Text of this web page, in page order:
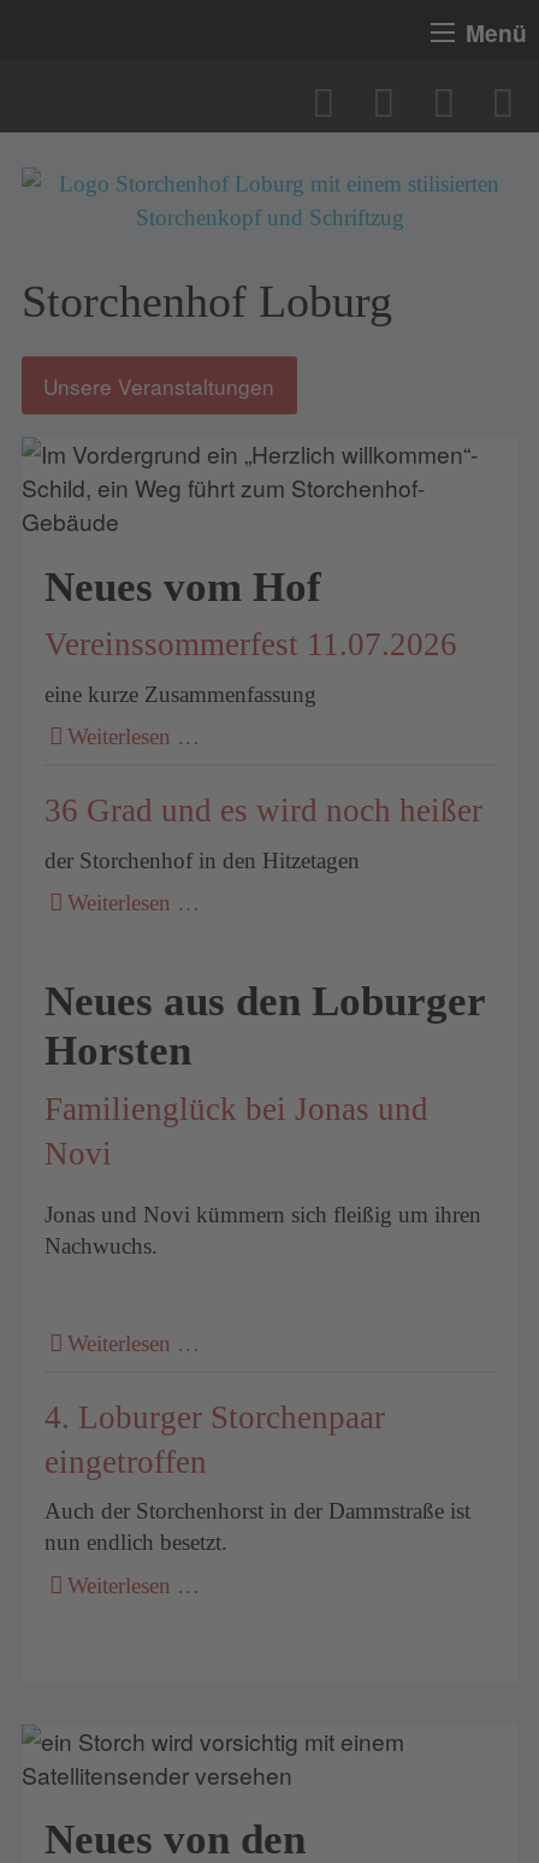
Menü
Storchenhof Loburg
Unsere Veranstaltungen
Neues vom Hof
Vereinssommerfest 11.07.2026
eine kurze Zusammenfassung
Weiterlesen …
36 Grad und es wird noch heißer
der Storchenhof in den Hitzetagen
Weiterlesen …
Neues aus den Loburger
Horsten
Familienglück bei Jonas und
Novi
Jonas und Novi kümmern sich fleißig um ihren
Nachwuchs.
Weiterlesen …
4. Loburger Storchenpaar
eingetroffen
Auch der Storchenhorst in der Dammstraße ist
nun endlich besetzt.
Weiterlesen …
Neues von den